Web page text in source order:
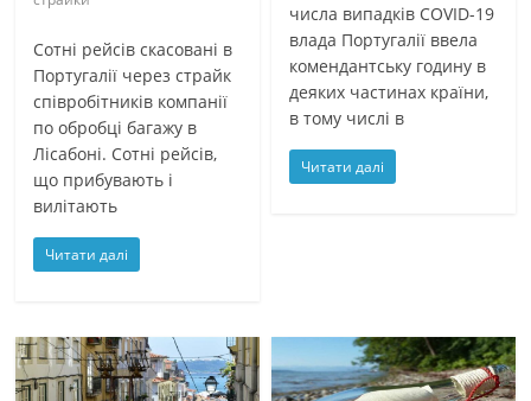
Сотні рейсів скасовані в
Португалії через страйк
співробітників компанії
по обробці багажу в
Лісабоні. Сотні рейсів,
що прибувають і
вилітають
Читати далі
числа випадків COVID-19
влада Португалії ввела
комендантську годину в
деяких частинах країни,
в тому числі в
Читати далі